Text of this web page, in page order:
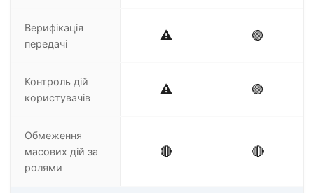
Верифікація
передачі
⚠️ 🟢
Контроль дій
користувачів
⚠️ 🟢
Обмеження
масових дій за
ролями
🔴 🔴